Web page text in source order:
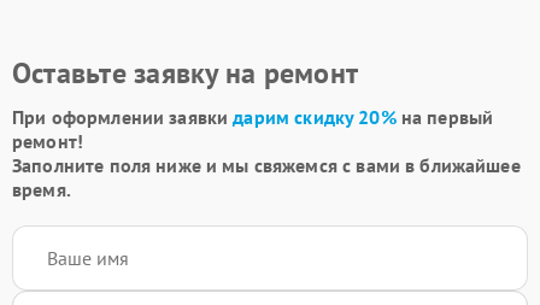
Оставьте заявку на ремонт
При оформлении заявкидарим скидку 20%на первый
ремонт!
Заполните поля ниже и мы свяжемся с вами в ближайшее
время.